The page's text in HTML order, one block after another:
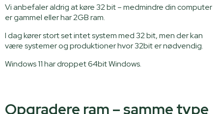
Vi anbefaler aldrig at køre 32 bit – medmindre din computer
er gammel eller har 2GB ram.
I dag kører stort set intet system med 32 bit, men der kan
være systemer og produktioner hvor 32bit er nødvendig.
Windows 11 har droppet 64bit Windows.
Opgradere ram – samme type